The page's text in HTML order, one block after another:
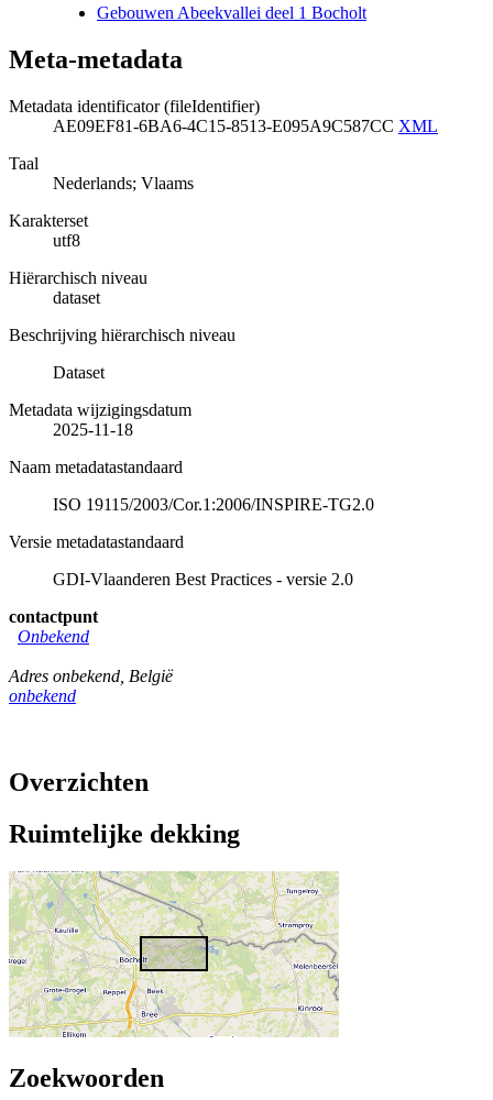
Gebouwen Abeekvallei deel 1 Bocholt
Meta-metadata
Metadata identificator (fileIdentifier)
AE09EF81-6BA6-4C15-8513-E095A9C587CC XML
Taal
Nederlands; Vlaams
Karakterset
utf8
Hiërarchisch niveau
dataset
Beschrijving hiërarchisch niveau
Dataset
Metadata wijzigingsdatum
2025-11-18
Naam metadatastandaard
ISO 19115/2003/Cor.1:2006/INSPIRE-TG2.0
Versie metadatastandaard
GDI-Vlaanderen Best Practices - versie 2.0
contactpunt
Onbekend
Adres onbekend België
onbekend
Overzichten
Ruimtelijke dekking
Zoekwoorden